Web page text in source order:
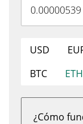
USD
BTC
ETH
¿Cómo